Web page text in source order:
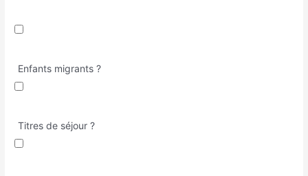
Enfants migrants ?
Titres de séjour ?